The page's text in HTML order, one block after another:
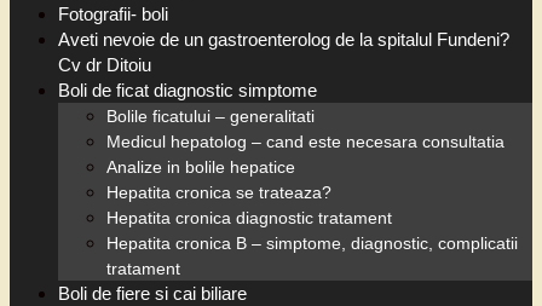
Fotografii- boli
Aveti nevoie de un gastroenterolog de la spitalul Fundeni?
Cv dr Ditoiu
Boli de ficat diagnostic simptome
Bolile ficatului – generalitati
Medicul hepatolog – cand este necesara consultatia
Analize in bolile hepatice
Hepatita cronica se trateaza?
Hepatita cronica diagnostic tratament
Hepatita cronica B – simptome, diagnostic, complicatii
tratament
Boli de fiere si cai biliare